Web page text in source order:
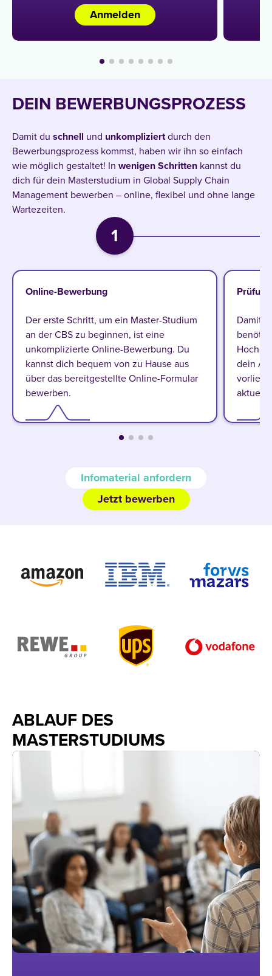
Anmelden
DEIN BEWERBUNGSPROZESS
Damit du schnell und unkompliziertdurch den
Bewerbungsprozess kommst, haben wir ihn so einfach
wie möglich gestaltet! In wenigen Schritten kannst du
dich für dein Masterstudium in Global Supply Chain
Management bewerben – online, flexibel und ohne lange
Wartezeiten.
1
Online-Bewerbung
Der erste Schritt, um ein Master-Studium
an der CBS zu beginnen, ist eine
unkomplizierte Online-Bewerbung. Du
kannst dich bequem von zu Hause aus
über das bereitgestellte Online-Formular
bewerben.
Prüfung
Damit
dein
Infomaterial anfordern
Jetzt bewerben
ABLAUF DES
MASTERSTUDIUMS